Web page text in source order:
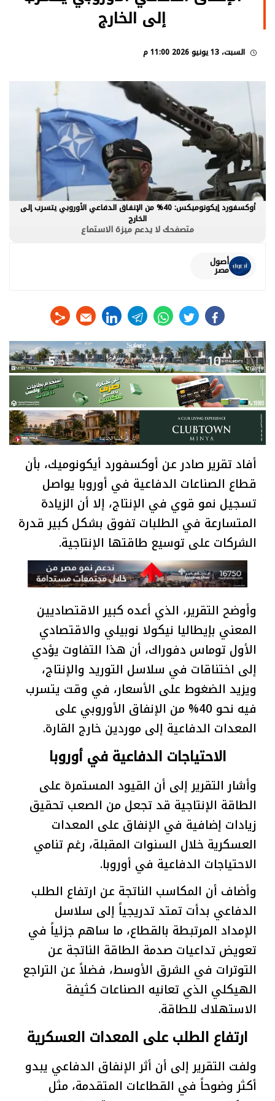
إلى الخارج
السبت، 13 يونيو 2026 11:00 م
أوكسفورد إيكونوميكس: 40% من الإنفاق الدفاعي الأوروبي يتسرب إلى
الخارج
متصفحك لا يدعم ميزة الاستماع
أصول
مصر
facebook
twitter
whats
telegram
linkedin
أفاد تقرير صادر عن أوكسفورد أيكونوميك، بأن
قطاع الصناعات الدفاعية في أوروبا يواصل
تسجيل نمو قوي في الإنتاج، إلا أن الزيادة
المتسارعة في الطلبات تفوق بشكل كبير قدرة
الشركات على توسيع طاقتها الإنتاجية.
وأوضح التقرير، الذي أعده كبير الاقتصاديين
المعني بإيطاليا نيكولا نوبيلي والاقتصادي
الأول توماس دفوراك، أن هذا التفاوت يؤدي
إلى اختناقات في سلاسل التوريد والإنتاج،
ويزيد الضغوط على الأسعار، في وقت يتسرب
فيه نحو 40% من الإنفاق الأوروبي على
المعدات الدفاعية إلى موردين خارج القارة.
الاحتياجات الدفاعية في أوروبا
وأشار التقرير إلى أن القيود المستمرة على
الطاقة الإنتاجية قد تجعل من الصعب تحقيق
زيادات إضافية في الإنفاق على المعدات
العسكرية خلال السنوات المقبلة، رغم تنامي
الاحتياجات الدفاعية في أوروبا.
وأضاف أن المكاسب الناتجة عن ارتفاع الطلب
الدفاعي بدأت تمتد تدريجياً إلى سلاسل
الإمداد المرتبطة بالقطاع، ما ساهم جزئياً في
تعويض تداعيات صدمة الطاقة الناتجة عن
التوترات في الشرق الأوسط، فضلاً عن التراجع
الهيكلي الذي تعانيه الصناعات كثيفة
الاستهلاك للطاقة.
ارتفاع الطلب على المعدات العسكرية
ولفت التقرير إلى أن أثر الإنفاق الدفاعي يبدو
أكثر وضوحاً في القطاعات المتقدمة، مثل